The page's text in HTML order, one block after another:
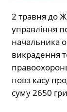
2 травня до
управління
начальника
викрадення
повз касу
суму 2650